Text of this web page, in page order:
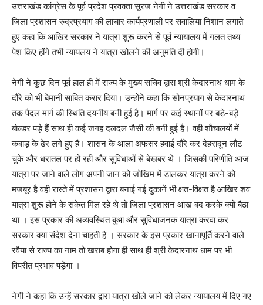
उत्तराखंड कांग्रेस के पूर्व प्रदेश प्रवक्ता सूरज नेगी ने उत्तराखंड सरकार व
जिला प्रशासन रुद्रप्रयाग की लाचार कार्यप्रणाली पर सवालिया निशान लगाते
हुए कहा कि आखिर सरकार ने यात्रा शुरू करने से पूर्व न्यायालय में गलत तथ्य
पेश किए होंगे तभी न्यायलय ने यात्रा खोलने की अनुमति दी होगी।
नेगी ने कुछ दिन पूर्व हाल ही में राज्य के मुख्य सचिव द्वारा श्री केदारनाथ धाम के
दौरे को भी बेमानी साबित करार दिया। उन्होंने कहा कि सोनप्रयाग से केदारनाथ
तक पैदल मार्ग की स्थिति दयनीय बनी हुई है। मार्ग पर कई स्थानों पर बड़े-बड़े
बोल्डर पड़े हैं साथ ही कई जगह दलदल जैसी की बनी हुई है। वही शौचालयों में
कबाड़ के ढेर लगे हुए हैं। शासन के आला अफसर हवाई दौरे कर देहरादून लौट
चुके और धरातल पर हो रही और सुविधाओं से बेखबर थे । जिसकी परिणीति आज
यात्रा पर जाने वाले लोग अपनी जान को जोखिम में डालकर यात्रा करने को
मजबूर है वही रास्ते में प्रशासन द्वारा बनाई गई दुकानें भी क्षत-विक्षत है आखिर शव
यात्रा शुरू होने के संकेत मिल रहे थे तो जिला प्रशासन आंख बंद करके क्यों बैठा
था । इस प्रकार की अव्यवस्थित बुआ और सुविधाजनक यात्रा करवा कर
सरकार क्या संदेश देना चाहती है । सरकार के इस प्रकार खानापूर्ति करने वाले
रवैया से राज्य का नाम तो खराब होगा ही साथ ही श्री केदारनाथ धाम पर भी
विपरीत प्रभाव पड़ेगा ।
नेगी ने कहा कि उन्हें सरकार द्वारा यात्रा खोले जाने को लेकर न्यायालय में दिए गए